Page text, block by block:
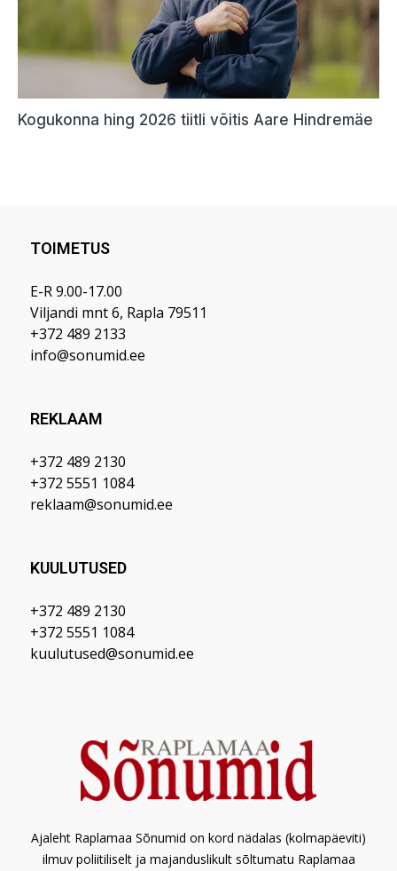
TOIMETUS
E-R 9.00-17.00
Viljandi mnt 6, Rapla 79511
+372 489 2133
info@sonumid.ee
REKLAAM
+372 489 2130
+372 5551 1084
reklaam@sonumid.ee
KUULUTUSED
+372 489 2130
+372 5551 1084
kuulutused@sonumid.ee
Ajaleht Raplamaa Sõnumid on kord nädalas (kolmapäeviti)
ilmuv poliitiliselt ja majanduslikult sõltumatu Raplamaa